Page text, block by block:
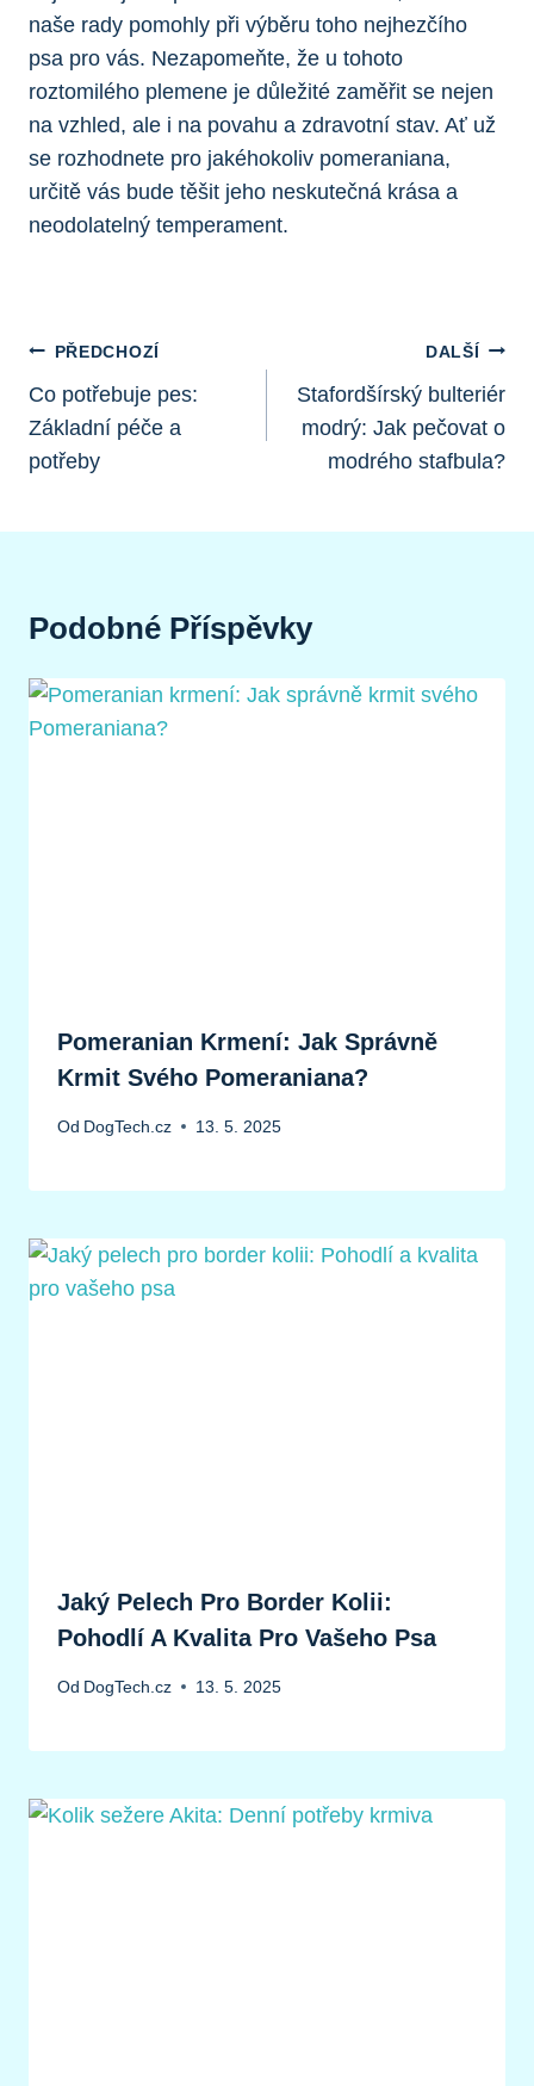
naše rady⁣ pomohly při výběru toho nejhezčího
psa pro vás. Nezapomeňte, že u⁣ tohoto
roztomilého ⁢plemene ​je důležité zaměřit se nejen
na vzhled, ale i na povahu a zdravotní stav. Ať už
se rozhodnete pro jakéhokoliv pomeraniana,
určitě vás bude těšit jeho neskutečná krása a
neodolatelný temperament.
Navigace
Pro
Příspěvek
PŘEDCHOZÍ
Co potřebuje pes:
Základní péče a
potřeby
DALŠÍ
Stafordšírský bulteriér
modrý: Jak pečovat o
modrého stafbula?
Podobné Příspěvky
Pomeranian Krmení: Jak Správně
Krmit Svého Pomeraniana?
Od DogTech.cz 13. 5. 2025
Jaký Pelech Pro Border Kolii:
Pohodlí A Kvalita Pro Vašeho Psa
Od DogTech.cz 13. 5. 2025